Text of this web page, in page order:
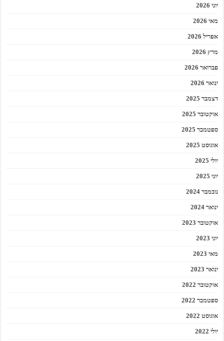
יוני 2026
מאי 2026
אפריל 2026
מרץ 2026
פברואר 2026
ינואר 2026
דצמבר 2025
אוקטובר 2025
ספטמבר 2025
אוגוסט 2025
יולי 2025
יוני 2025
נובמבר 2024
ינואר 2024
אוקטובר 2023
יוני 2023
מאי 2023
ינואר 2023
אוקטובר 2022
ספטמבר 2022
אוגוסט 2022
יולי 2022